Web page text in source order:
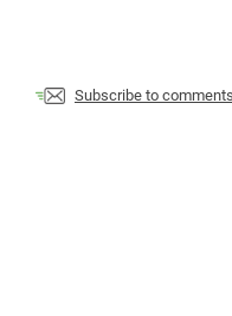
Subscribe to comments